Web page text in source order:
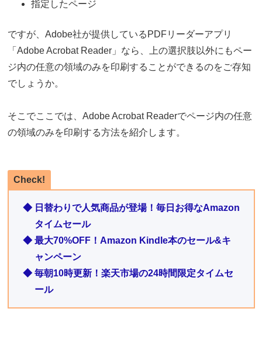
指定したページ
ですが、Adobe社が提供しているPDFリーダーアプリ
「Adobe Acrobat Reader」なら、上の選択肢以外にもペー
ジ内の任意の領域のみを印刷することができるのをご存知
でしょうか。
そこでここでは、Adobe Acrobat Readerでページ内の任意
の領域のみを印刷する方法を紹介します。
Check!
◆ 日替わりで人気商品が登場！毎日お得なAmazon
タイムセール
◆ 最大70%OFF！Amazon Kindle本のセール&キ
ャンペーン
◆ 毎朝10時更新！楽天市場の24時間限定タイムセ
ール